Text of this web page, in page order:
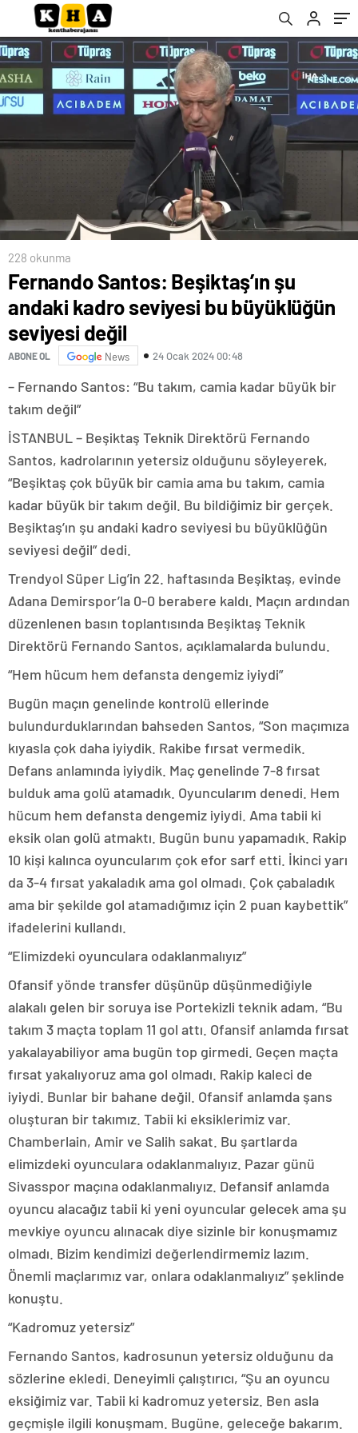
228 okunma
Fernando Santos: Beşiktaş’ın şu
andaki kadro seviyesi bu büyüklüğün
seviyesi değil
ABONE OL News 24 Ocak 2024 00:48
– Fernando Santos: “Bu takım, camia kadar büyük bir
takım değil”
İSTANBUL – Beşiktaş Teknik Direktörü Fernando
Santos, kadrolarının yetersiz olduğunu söyleyerek,
“Beşiktaş çok büyük bir camia ama bu takım, camia
kadar büyük bir takım değil. Bu bildiğimiz bir gerçek.
Beşiktaş’ın şu andaki kadro seviyesi bu büyüklüğün
seviyesi değil” dedi.
Trendyol Süper Lig’in 22. haftasında Beşiktaş, evinde
Adana Demirspor’la 0-0 berabere kaldı. Maçın ardından
düzenlenen basın toplantısında Beşiktaş Teknik
Direktörü Fernando Santos, açıklamalarda bulundu.
“Hem hücum hem defansta dengemiz iyiydi”
Bugün maçın genelinde kontrolü ellerinde
bulundurduklarından bahseden Santos, “Son maçımıza
kıyasla çok daha iyiydik. Rakibe fırsat vermedik.
Defans anlamında iyiydik. Maç genelinde 7-8 fırsat
bulduk ama golü atamadık. Oyuncularım denedi. Hem
hücum hem defansta dengemiz iyiydi. Ama tabii ki
eksik olan golü atmaktı. Bugün bunu yapamadık. Rakip
10 kişi kalınca oyuncularım çok efor sarf etti. İkinci yarı
da 3-4 fırsat yakaladık ama gol olmadı. Çok çabaladık
ama bir şekilde gol atamadığımız için 2 puan kaybettik”
ifadelerini kullandı.
“Elimizdeki oyunculara odaklanmalıyız”
Ofansif yönde transfer düşünüp düşünmediğiyle
alakalı gelen bir soruya ise Portekizli teknik adam, “Bu
takım 3 maçta toplam 11 gol attı. Ofansif anlamda fırsat
yakalayabiliyor ama bugün top girmedi. Geçen maçta
fırsat yakalıyoruz ama gol olmadı. Rakip kaleci de
iyiydi. Bunlar bir bahane değil. Ofansif anlamda şans
oluşturan bir takımız. Tabii ki eksiklerimiz var.
Chamberlain, Amir ve Salih sakat. Bu şartlarda
elimizdeki oyunculara odaklanmalıyız. Pazar günü
Sivasspor maçına odaklanmalıyız. Defansif anlamda
oyuncu alacağız tabii ki yeni oyuncular gelecek ama şu
mevkiye oyuncu alınacak diye sizinle bir konuşmamız
olmadı. Bizim kendimizi değerlendirmemiz lazım.
Önemli maçlarımız var, onlara odaklanmalıyız” şeklinde
konuştu.
“Kadromuz yetersiz”
Fernando Santos, kadrosunun yetersiz olduğunu da
sözlerine ekledi. Deneyimli çalıştırıcı, “Şu an oyuncu
eksiğimiz var. Tabii ki kadromuz yetersiz. Ben asla
geçmişle ilgili konuşmam. Bugüne, geleceğe bakarım.